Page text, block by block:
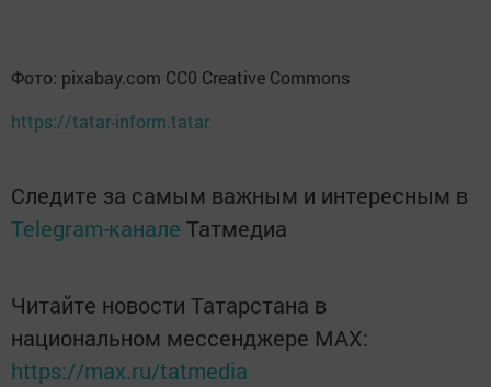
Фото: pixabay.com CC0 Creative Commons
https://tatar-inform.tatar
Следите за самым важным и интересным в
Telegram-канале Татмедиа
Читайте новости Татарстана в
национальном мессенджере MАХ:
https://max.ru/tatmedia